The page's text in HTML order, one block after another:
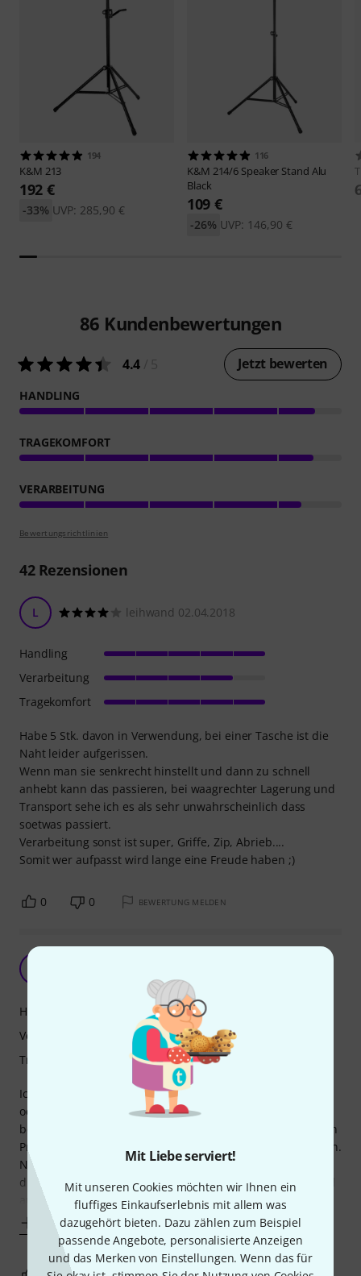
Mit Liebe serviert!
Mit unseren Cookies möchten wir Ihnen ein
fluffiges Einkaufserlebnis mit allem was
dazugehört bieten. Dazu zählen zum Beispiel
passende Angebote, personalisierte Anzeigen
und das Merken von Einstellungen. Wenn das für
194
K&M 213
192 €
UVP: 285,90 €
-33%
116
K&M 214/6 Speaker Stand Alu
Black
109 €
UVP: 146,90 €
-26%
86 Kundenbewertungen
4.4 Jetzt bewerten
HANDLING
TRAGEKOMFORT
VERARBEITUNG
Bewertungsrichtlinien
42Rezensionen
L leihwand 02.04.2018
Habe 5 Stk. davon in Verwendung, bei einer Tasche ist die
Naht leider aufgerissen.
Wenn man sie senkrecht hinstellt und dann zu schnell
anhebt kann das passieren, bei waagrechter Lagerung und
Transport sehe ich es als sehr unwahrscheinlich dass
soetwas passiert.
Verarbeitung sonst ist super, Griffe, Zip, Abrieb....
Somit wer aufpasst wird lange eine Freude haben ;)
Handling
Verarbeitung
Tragekomfort
0 0 BEWERTUNG MELDEN
Oliver900 13.09.2023
Ich habe seitens Thomann für 1-2 K&M Kurbelstative (213
oder ähnlich) diese Tasche als robuste Variante empfohlen
bekommen. Zwar musste ich erstmal Schlucken, als ich den
Preis hörte, nahm die Empfehlung dann aber schließlich an.
Nach einigen Monaten mit mobilen Einsätzen schätze ich
diese Tasche sehr. Sehr leichtgängige Reißverschlüsse und
auch für schwerere
Mehr anzeigen
Handling
Verarbeitung
Tragekomfort